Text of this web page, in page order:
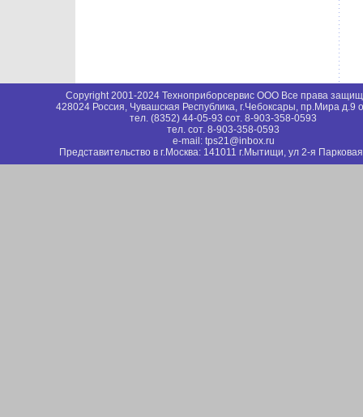
Copyright 2001-2024 Техноприборсервис ООО Все права
428024 Россия, Чувашская Республика, г.Чебоксары, пр.Мира д.9
тел. (8352) 44-05-93 сот. 8-903-358-0593
тел. сот. 8-903-358-0593
e-mail: tps21@inbox.ru
Представительство в г.Москва: 141011 г.Мытищи, ул 2-я